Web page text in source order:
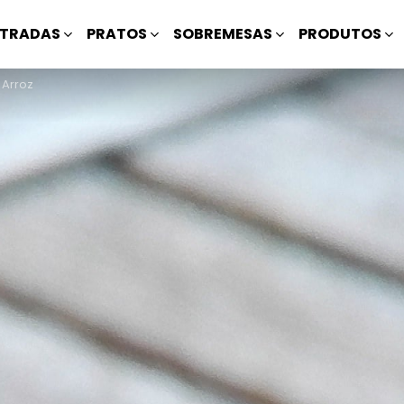
PRATOS SOBREMESAS PRODUTOS